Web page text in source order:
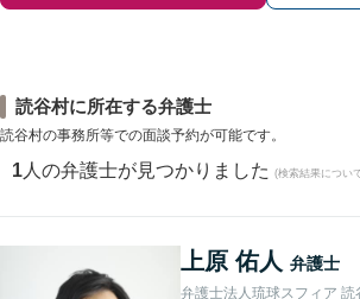
読谷村に所在する弁護士
読谷村の事務所等での面談予約が可能です。
1 人の弁護士が見つかりました (検索結果につい
上原 佑人 弁護士
弁護士法人琉球スフィア 読